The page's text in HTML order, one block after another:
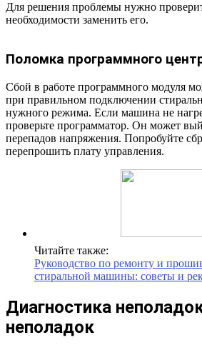
Для решения проблемы нужно
необходимости заменить его.
Поломка программного
Сбой в работе программного модуля
при правильном подключении
нужного режима. Если машина не
проверьте программатор. Он может
перепадов напряжения. Попробуйте
перепрошить плату управления.
Читайте также:
Руководство по ремонту и
стиральной машины: советы и
Диагностика
неполадок